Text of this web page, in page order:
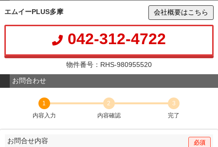
エムイーPLUS多摩 会社概要はこちら
042-312-4722
物件番号：RHS-980955520
お問合わせ
1
内容入力
2
内容確認
3
完了
お問合せ内容 必須